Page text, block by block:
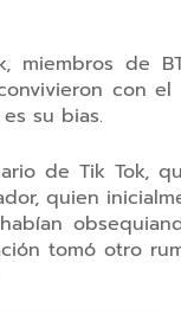
miembros de
con el
su bias.
de Tik Tok,
quien
tomó otro